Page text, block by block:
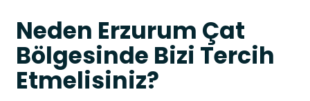
Neden Erzurum Çat
Bölgesinde Bizi Tercih
Etmelisiniz?